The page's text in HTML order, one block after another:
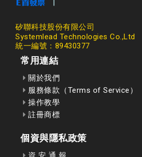
矽聯科技股份有限公司
Systemlead Technologies Co.,Ltd
統一編號：89430377
常用連結
關於我們
服務條款（Terms of Service）
操作教學
註冊商標
個資與隱私政策